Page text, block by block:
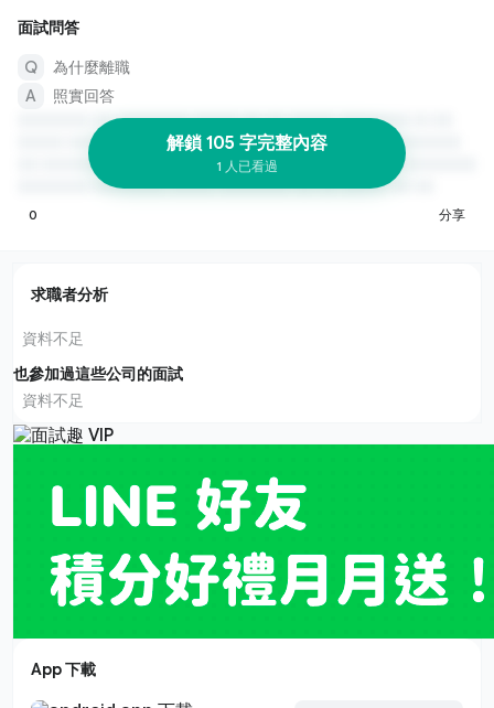
面試問答
為什麼離職
照實回答
解鎖 105 字完整內容
1 人已看過
0 分享
求職者分析
資料不足
也參加過這些公司的面試
資料不足
App 下載